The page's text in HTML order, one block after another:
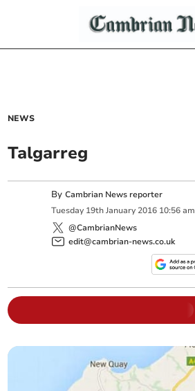
NEWS
Talgarreg
ByCambrian News reporter
Tuesday 19th January 2016 10:56 am
@CambrianNews
edit@cambrian-news.co.uk